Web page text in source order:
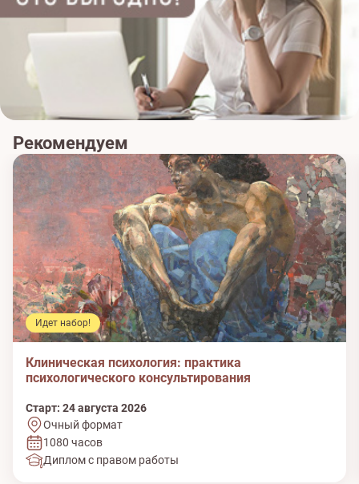
Рекомендуем
Идет набор!
Клиническая психология: практика
психологического консультирования
Старт: 24 августа 2026
Очный формат
1080 часов
Диплом с правом работы